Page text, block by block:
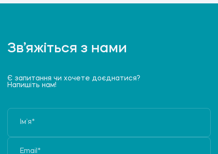
Зв’яжіться з нами
Є запитання чи хочете доєднатися?
Напишіть нам!